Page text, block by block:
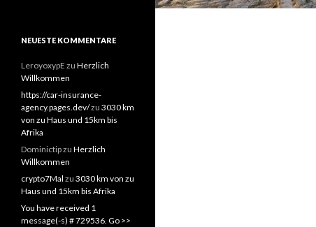
NEUESTE KOMMENTARE
LeroyoxypE zu Herzlich
Willkommen
https://car-insurance-
agency.pages.dev/zu 3030 km
von zu Haus und 15km bis
Afrika
Dominictipzu Herzlich
Willkommen
crypto7Mal zu 3030 km von zu
Haus und 15km bis Afrika
You have received 1
message(-s) # 729536. Go >>